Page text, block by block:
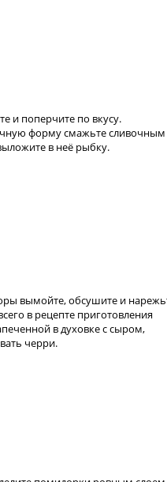
и поперчите по вкусу.
форму смажьте сливочным
в неё рыбку.
вымойте, обсушите и
в рецепте приготовления
в духовке с сыром,
черри.